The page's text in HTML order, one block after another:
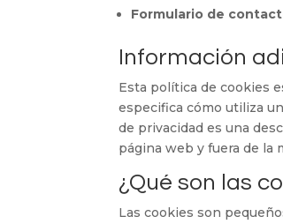
Formulario de
Información
Esta política de cookies
especifica cómo utiliza
de privacidad es una
página web y fuera de la
¿Qué son las
Las cookies son